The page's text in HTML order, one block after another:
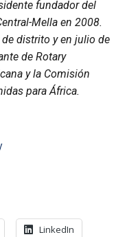
fundador del
Mella en 2008.
distrito y en julio de
de Rotary
y la Comisión
para África.
LinkedIn